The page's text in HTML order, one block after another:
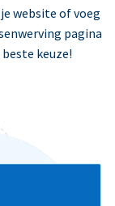
website of voeg
pagina
keuze!